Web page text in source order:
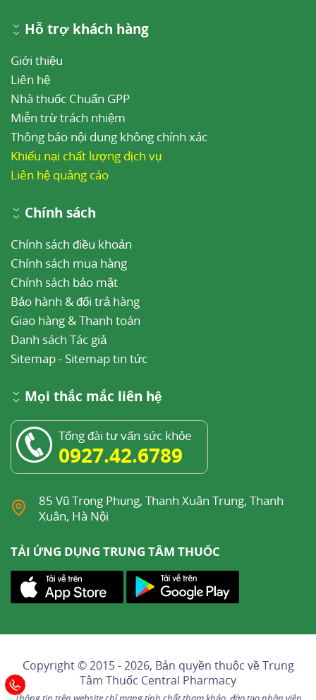
Hỗ trợ khách hàng
Giới thiệu
Liên hệ
Nhà thuốc Chuẩn GPP
Miễn trừ trách nhiệm
Thông báo nội dung không chính xác
Khiếu nại chất lượng dịch vụ
Liên hệ quảng cáo
Chính sách
Chính sách điều khoản
Chính sách mua hàng
Chính sách bảo mật
Bảo hành & đổi trả hàng
Giao hàng & Thanh toán
Danh sách Tác giả
Sitemap- Sitemap tin tức
Mọi thắc mắc liên hệ
Tổng đài tư vấn sức khỏe
0927.42.6789
85 Vũ Trọng Phụng, Thanh Xuân Trung, Thanh
Xuân, Hà Nội
TẢI ỨNG DỤNG TRUNG TÂM THUỐC
Copyright © 2015 - 2026, Bản quyền thuộc vềTrung
Tâm Thuốc Central Pharmacy